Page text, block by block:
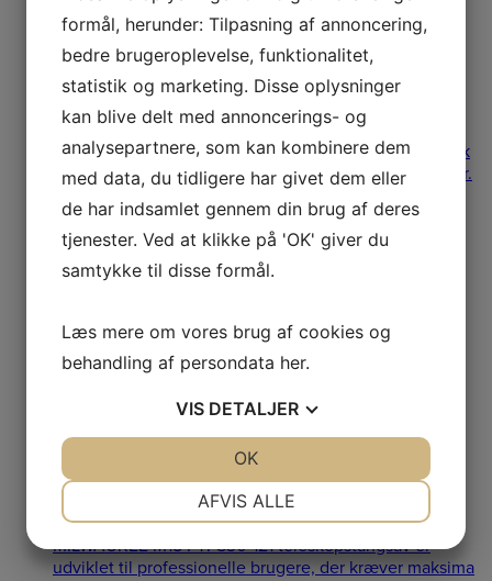
Ars Topsaks Marvin
Ars Topsaks Marvin Ars Topsaks Marvin er en fantastisk
topsaks fra amerikanske Marvin. Skærer let1.889,00
kr.
Spar 54%
MILWAUKEE
TELESKOP
STANGSAV M18
FTPS30-121
MILWAUKEE M18 FTPS30-121 teleskopstangsav er
udviklet til professionelle brugere, der kræver maksima
formål, herunder: Tilpasning af annoncering,
bedre brugeroplevelse, funktionalitet,
statistik og marketing. Disse oplysninger
kan blive delt med annoncerings- og
analysepartnere, som kan kombinere dem
med data, du tidligere har givet dem eller
de har indsamlet gennem din brug af deres
tjenester. Ved at klikke på 'OK' giver du
samtykke til disse formål.
Læs mere om vores brug af cookies og
behandling af persondata her.
VIS DETALJER
MARKETING STATISTIK
AFVIS ALLE
OK